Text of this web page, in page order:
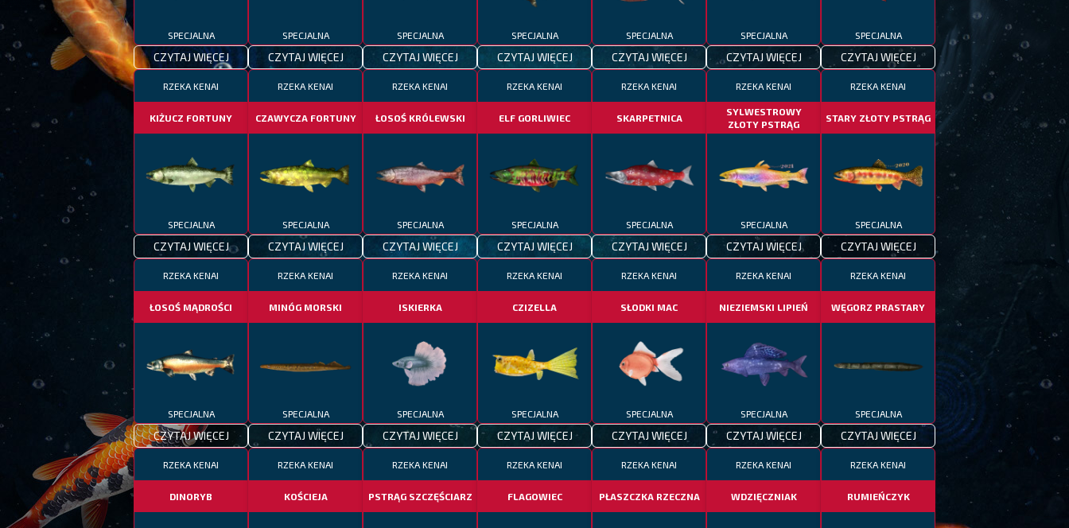
SPECJALNA
CZYTAJ WIĘCEJ
SPECJALNA
CZYTAJ WIĘCEJ
SPECJALNA
CZYTAJ WIĘCEJ
SPECJALNA
CZYTAJ WIĘCEJ
SPECJALNA
CZYTAJ WIĘCEJ
SPECJALNA
CZYTAJ WIĘCEJ
SPECJALNA
CZYTAJ WIĘCEJ
RZEKA KENAI
KIŻUCZ FORTUNY
SPECJALNA
CZYTAJ WIĘCEJ
RZEKA KENAI
CZAWYCZA FORTUNY
SPECJALNA
CZYTAJ WIĘCEJ
RZEKA KENAI
ŁOSOŚ KRÓLEWSKI
SPECJALNA
CZYTAJ WIĘCEJ
RZEKA KENAI
ELF GORLIWIEC
SPECJALNA
CZYTAJ WIĘCEJ
RZEKA KENAI
SKARPETNICA
SPECJALNA
CZYTAJ WIĘCEJ
RZEKA KENAI
SYLWESTROWY
ZŁOTY PSTRĄG
SPECJALNA
CZYTAJ WIĘCEJ
RZEKA KENAI
STARY ZŁOTY PSTRĄG
SPECJALNA
CZYTAJ WIĘCEJ
RZEKA KENAI
ŁOSOŚ MĄDROŚCI
SPECJALNA
CZYTAJ WIĘCEJ
RZEKA KENAI
MINÓG MORSKI
SPECJALNA
CZYTAJ WIĘCEJ
RZEKA KENAI
ISKIERKA
SPECJALNA
CZYTAJ WIĘCEJ
RZEKA KENAI
CZIZELLA
SPECJALNA
CZYTAJ WIĘCEJ
RZEKA KENAI
SŁODKI MAC
SPECJALNA
CZYTAJ WIĘCEJ
RZEKA KENAI
NIEZIEMSKI LIPIEŃ
SPECJALNA
CZYTAJ WIĘCEJ
RZEKA KENAI
WĘGORZ PRASTARY
SPECJALNA
CZYTAJ WIĘCEJ
RZEKA KENAI
DINORYB
RZEKA KENAI
KOŚCIEJA
RZEKA KENAI
PSTRĄG SZCZĘŚCIARZ
RZEKA KENAI
FLAGOWIEC
RZEKA KENAI
PŁASZCZKA RZECZNA
RZEKA KENAI
WDZIĘCZNIAK
RZEKA KENAI
RUMIEŃCZYK